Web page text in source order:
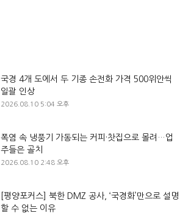
국경 4개 도에서 두 기종 손전화 가격 500위안씩
일괄 인상
2026.08.10 5:04 오후
폭염 속 냉풍기 가동되는 커피·찻집으로 몰려…업
주들은 골치
2026.08.10 2:48 오후
[평양포커스] 북한 DMZ 공사, ‘국경화’만으로 설명
할 수 없는 이유